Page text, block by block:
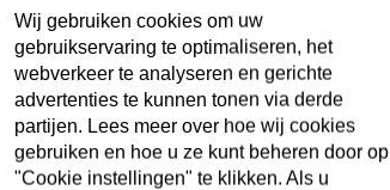
Wij gebruiken cookies om uw
gebruikservaring te optimaliseren, het
webverkeer te analyseren en gerichte
advertenties te kunnen tonen via derde
partijen. Lees meer over hoe wij cookies
gebruiken en hoe u ze kunt beheren door op
"Cookie instellingen" te klikken. Als u